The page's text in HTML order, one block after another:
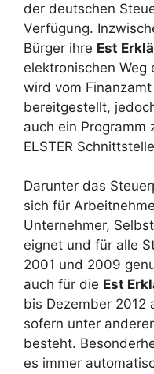
der deutschen
Verfügung.
Bürger ihre Est
elektronischen Weg
wird vom
bereitgestellt,
auch ein Programm
ELSTER
Darunter das
sich für
Unternehmer,
eignet und für alle
2001 und 2009
auch für die Est
bis Dezember 2012
sofern unter
besteht.
es immer